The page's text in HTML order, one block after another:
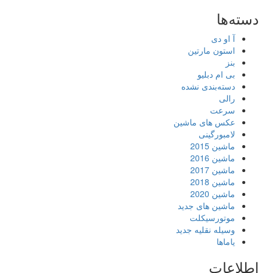
دسته‌ها
آ او دی
استون مارتین
بنز
بی ام دبلیو
دسته‌بندی نشده
رالی
سرعت
عکس های ماشین
لامبورگینی
ماشین 2015
ماشین 2016
ماشین 2017
ماشین 2018
ماشین 2020
ماشین های جدید
موتورسیکلت
وسیله نقلیه جدید
یاماها
اطلاعات